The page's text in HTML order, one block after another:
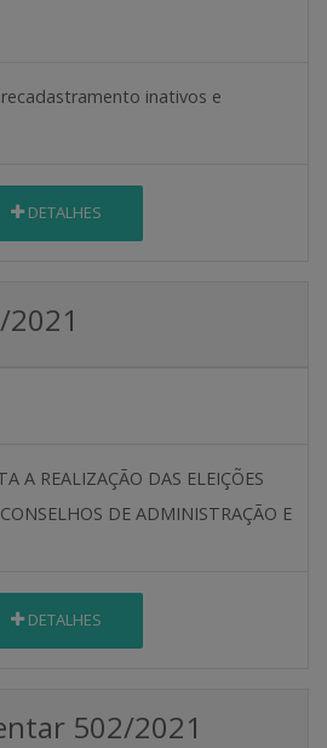
inativos e
DETALHES
A REALIZAÇÃO DAS ELEIÇÕES
DE ADMINISTRAÇÃO E
DETALHES
502/2021